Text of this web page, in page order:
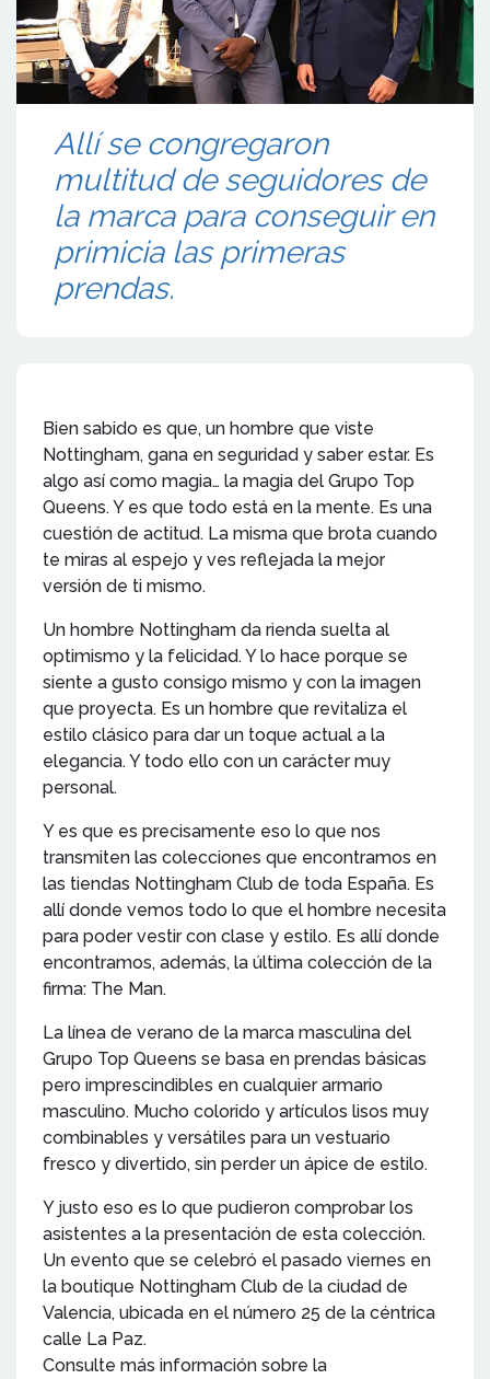
Allí se congregaron
multitud de seguidores de
la marca para conseguir en
primicia las primeras
prendas.
Bien sabido es que, un hombre que viste
Nottingham, gana en seguridad y saber estar. Es
algo así como magia… la magia del Grupo Top
Queens. Y es que todo está en la mente. Es una
cuestión de actitud. La misma que brota cuando
te miras al espejo y ves reflejada la mejor
versión de ti mismo.
Un hombre Nottingham da rienda suelta al
optimismo y la felicidad. Y lo hace porque se
siente a gusto consigo mismo y con la imagen
que proyecta. Es un hombre que revitaliza el
estilo clásico para dar un toque actual a la
elegancia. Y todo ello con un carácter muy
personal.
Y es que es precisamente eso lo que nos
transmiten las colecciones que encontramos en
las tiendas Nottingham Club de toda España. Es
allí donde vemos todo lo que el hombre necesita
para poder vestir con clase y estilo. Es allí donde
encontramos, además, la última colección de la
firma: The Man.
La línea de verano de la marca masculina del
Grupo Top Queens se basa en prendas básicas
pero imprescindibles en cualquier armario
masculino. Mucho colorido y artículos lisos muy
combinables y versátiles para un vestuario
fresco y divertido, sin perder un ápice de estilo.
Y justo eso es lo que pudieron comprobar los
asistentes a la presentación de esta colección.
Un evento que se celebró el pasado viernes en
la boutique Nottingham Club de la ciudad de
Valencia, ubicada en el número 25 de la céntrica
calle La Paz.
Consulte más información sobre la